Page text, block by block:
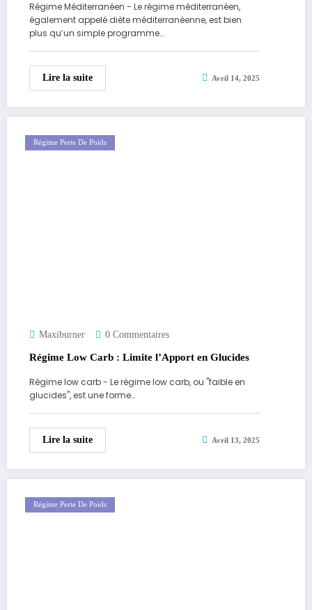
Régime Méditerranéen - Le régime méditerranéen,
également appelé diète méditerranéenne, est bien
plus qu’un simple programme…
Lire la suite Avril 14, 2025
Régime Perte De Poids
Maxiburner 0 Commentaires
Régime Low Carb : Limite l’Apport en Glucides
Régime low carb - Le régime low carb, ou "faible en
glucides", est une forme…
Lire la suite Avril 13, 2025
Régime Perte De Poids